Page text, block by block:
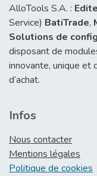
AlloTools S.A. :
Service) BatiTrade,
Solutions de
disposant de
innovante, unique et
d’achat.
Infos
Nous contacter
Mentions légales
Politique de cookies